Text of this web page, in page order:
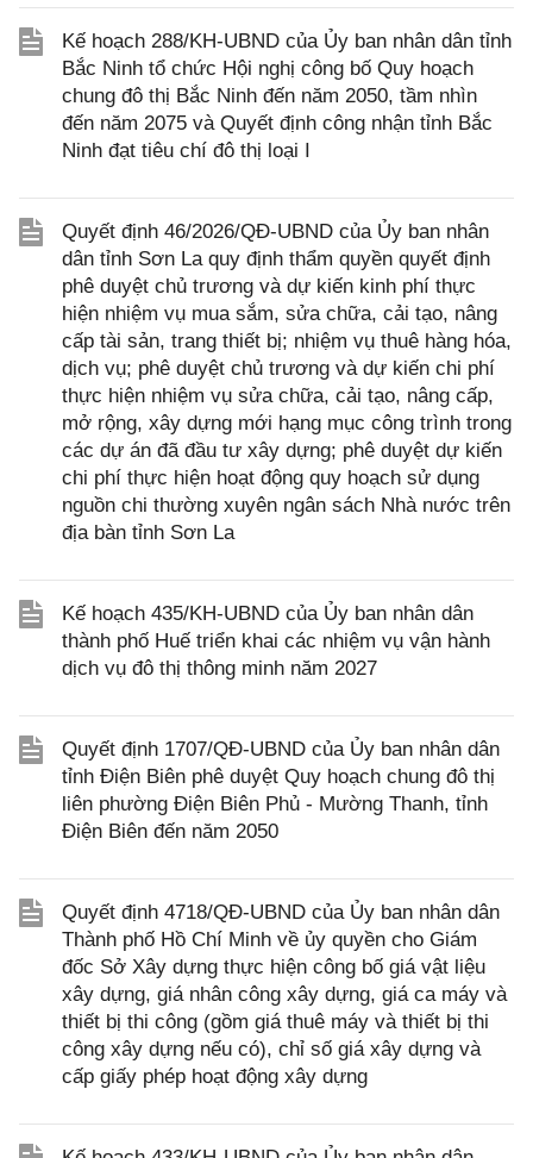
Kế hoạch 288/KH-UBND của Ủy ban nhân dân tỉnh
Bắc Ninh tổ chức Hội nghị công bố Quy hoạch
chung đô thị Bắc Ninh đến năm 2050, tầm nhìn
đến năm 2075 và Quyết định công nhận tỉnh Bắc
Ninh đạt tiêu chí đô thị loại I
Quyết định 46/2026/QĐ-UBND của Ủy ban nhân
dân tỉnh Sơn La quy định thẩm quyền quyết định
phê duyệt chủ trương và dự kiến kinh phí thực
hiện nhiệm vụ mua sắm, sửa chữa, cải tạo, nâng
cấp tài sản, trang thiết bị; nhiệm vụ thuê hàng hóa,
dịch vụ; phê duyệt chủ trương và dự kiến chi phí
thực hiện nhiệm vụ sửa chữa, cải tạo, nâng cấp,
mở rộng, xây dựng mới hạng mục công trình trong
các dự án đã đầu tư xây dựng; phê duyệt dự kiến
chi phí thực hiện hoạt động quy hoạch sử dụng
nguồn chi thường xuyên ngân sách Nhà nước trên
địa bàn tỉnh Sơn La
Kế hoạch 435/KH-UBND của Ủy ban nhân dân
thành phố Huế triển khai các nhiệm vụ vận hành
dịch vụ đô thị thông minh năm 2027
Quyết định 1707/QĐ-UBND của Ủy ban nhân dân
tỉnh Điện Biên phê duyệt Quy hoạch chung đô thị
liên phường Điện Biên Phủ - Mường Thanh, tỉnh
Điện Biên đến năm 2050
Quyết định 4718/QĐ-UBND của Ủy ban nhân dân
Thành phố Hồ Chí Minh về ủy quyền cho Giám
đốc Sở Xây dựng thực hiện công bố giá vật liệu
xây dựng, giá nhân công xây dựng, giá ca máy và
thiết bị thi công (gồm giá thuê máy và thiết bị thi
công xây dựng nếu có), chỉ số giá xây dựng và
cấp giấy phép hoạt động xây dựng